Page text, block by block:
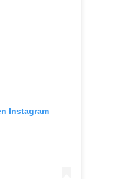
Instagram